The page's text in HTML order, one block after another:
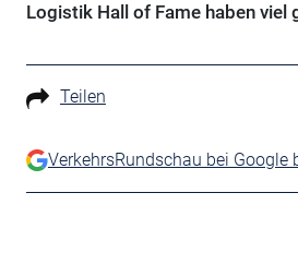
Logistik Hall of Fame haben viel
Teilen
VerkehrsRundschau bei Google